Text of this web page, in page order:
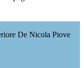
De Nicola Piove